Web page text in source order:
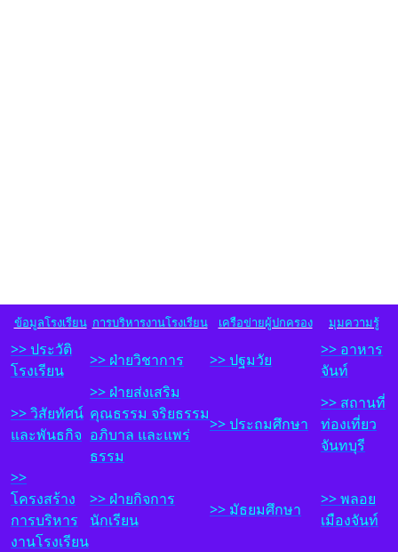
ข้อมูลโรงเรียน การบริหารงานโรงเรียน เครือข่ายผู้ปกครอง มุมความรู้
>> ประวัติ
โรงเรียน
>> ฝ่ายวิชาการ >> ปฐมวัย
>> อาหาร
จันท์
>> วิสัยทัศน์
และพันธกิจ
>> ฝ่ายส่งเสริม
คุณธรรม จริยธรรม
อภิบาล และแพร่
ธรรม
>> ประถมศึกษา
>> สถานที่
ท่องเที่ยว
จันทบุรี
>>
โครงสร้าง
การบริหาร
งานโรงเรียน
>> ฝ่ายกิจการ
นักเรียน
>> มัธยมศึกษา
>> พลอย
เมืองจันท์